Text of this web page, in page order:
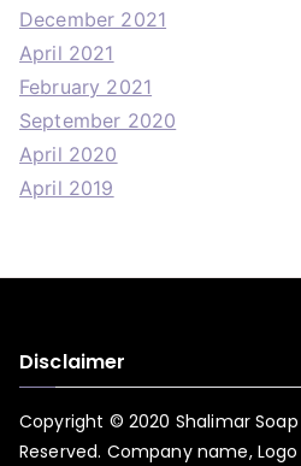
December 2021
April 2021
February 2021
September 2020
April 2020
April 2019
Disclaimer
Copyright © 2020 Shalimar Soap
Reserved. Company name,